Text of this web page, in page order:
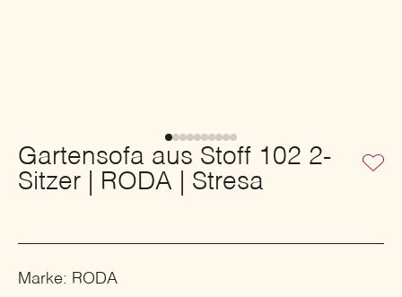
Gartensofa aus Stoff 102 2-
Sitzer | RODA | Stresa
Marke: RODA